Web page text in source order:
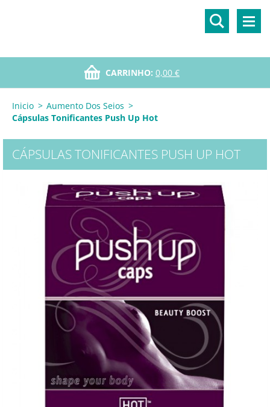
CARRINHO: 0,00 €
Inicio > Aumento Dos Seios >
Cápsulas Tonificantes Push Up Hot
CÁPSULAS TONIFICANTES PUSH UP HOT